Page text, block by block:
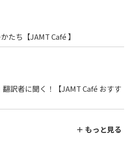
たち【JAMT Café 】
翻訳者に聞く！【JAMT Café おすす
＋ もっと見る